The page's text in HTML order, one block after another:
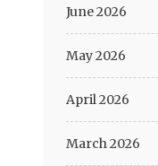
June 2026
May 2026
April 2026
March 2026